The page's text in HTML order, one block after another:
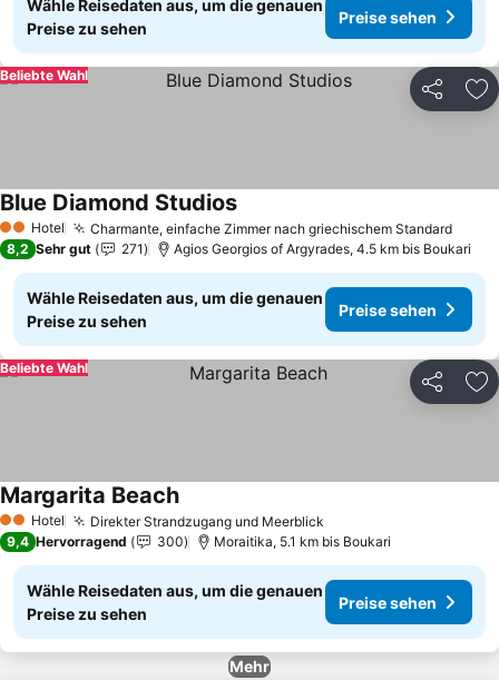
Wähle Reisedaten aus, um die genauen
Preise zu sehen
Preise sehen
Teilen
Beliebte Wahl
2 Sterne
Hotel Charmante, einfache Zimmer nach griechischem Standard
Blue Diamond Studios
8,2 Sehr gut 271 Agios Georgios of Argyrades, 4.5 km bis Boukari
Wähle Reisedaten aus, um die genauen
Preise zu sehen
Preise sehen
Teilen
Beliebte Wahl
2 Sterne
Hotel Direkter Strandzugang und Meerblick
Margarita Beach
9,4 Hervorragend 300 Moraitika, 5.1 km bis Boukari
Wähle Reisedaten aus, um die genauen
Preise zu sehen
Preise sehen
Mehr